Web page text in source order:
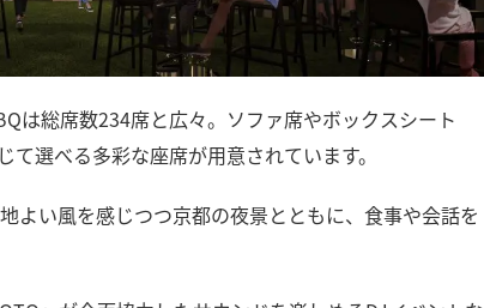
は総席数234席と広々。ソファ席やボックスシート
選べる多彩な座席が用意されています。
よい風を感じつつ京都の夜景とともに、食事や会話を